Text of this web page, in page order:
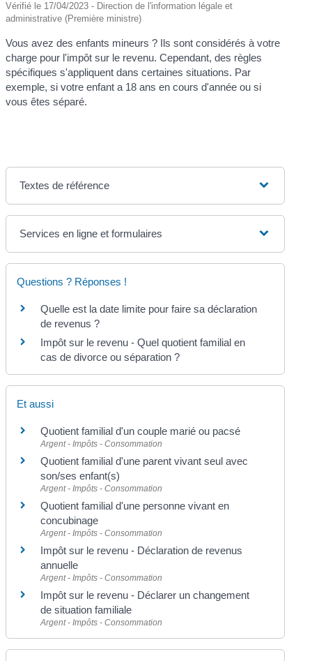
Vérifié le 17/04/2023 - Direction de l'information légale et
administrative (Première ministre)
Vous avez des enfants mineurs ? Ils sont considérés à votre
charge pour l'impôt sur le revenu. Cependant, des règles
spécifiques s'appliquent dans certaines situations. Par
exemple, si votre enfant a 18 ans en cours d'année ou si
vous êtes séparé.
Textes de référence
Services en ligne et formulaires
Questions ? Réponses !
Quelle est la date limite pour faire sa déclaration
de revenus ?
Impôt sur le revenu - Quel quotient familial en
cas de divorce ou séparation ?
Et aussi
Quotient familial d'un couple marié ou pacsé
Argent - Impôts - Consommation
Quotient familial d'une parent vivant seul avec
son/ses enfant(s)
Argent - Impôts - Consommation
Quotient familial d'une personne vivant en
concubinage
Argent - Impôts - Consommation
Impôt sur le revenu - Déclaration de revenus
annuelle
Argent - Impôts - Consommation
Impôt sur le revenu - Déclarer un changement
de situation familiale
Argent - Impôts - Consommation